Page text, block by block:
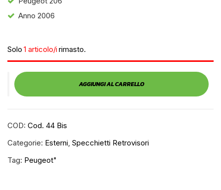
Anno 2006
Solo 1 articolo/i rimasto.
AGGIUNGI AL CARRELLO
COD: Cod. 44 Bis
Categorie: Esterni, Specchietti Retrovisori
Tag: Peugeot"